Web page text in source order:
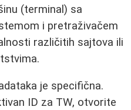
(terminal) sa
i pretraživačem
različitih sajtova ili
je specifična.
ID za TW, otvorite